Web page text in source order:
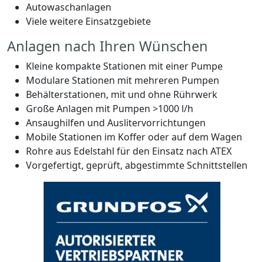
Autowaschanlagen
Viele weitere Einsatzgebiete
Anlagen nach Ihren Wünschen
Kleine kompakte Stationen mit einer Pumpe
Modulare Stationen mit mehreren Pumpen
Behälterstationen, mit und ohne Rührwerk
Große Anlagen mit Pumpen >1000 l/h
Ansaughilfen und Auslitervorrichtungen
Mobile Stationen im Koffer oder auf dem Wagen
Rohre aus Edelstahl für den Einsatz nach ATEX
Vorgefertigt, geprüft, abgestimmte Schnittstellen